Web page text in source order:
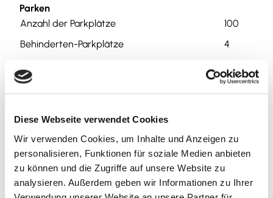
Diese Webseite verwendet Cookies
Wir verwenden Cookies, um Inhalte und Anzeigen zu
personalisieren, Funktionen für soziale Medien anbieten
zu können und die Zugriffe auf unsere Website zu
analysieren. Außerdem geben wir Informationen zu Ihrer
Parken
Anzahl der Parkplätze
100
Behinderten-Parkplätze
4
kostenpflichtig
Preis Erwachsener: 18,00 €